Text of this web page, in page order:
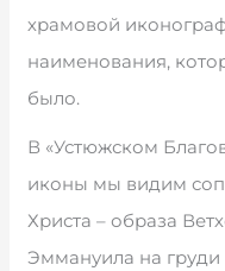
храмовой
наименования,
было.
В «Устюжском
иконы мы видим
Христа – образа
Эммануила на груди